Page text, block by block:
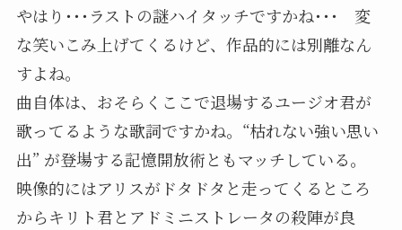
やはり･･･ラストの謎ハイタッチですかね･･･ 変
な笑いこみ上げてくるけど、作品的には別離なん
すよね。
曲自体は、おそらくここで退場するユージオ君が
歌ってるような歌詞ですかね。“枯れない強い思い
出” が登場する記憶開放術ともマッチしている。
映像的にはアリスがドタドタと走ってくるところ
からキリト君とアドミニストレータの殺陣が良